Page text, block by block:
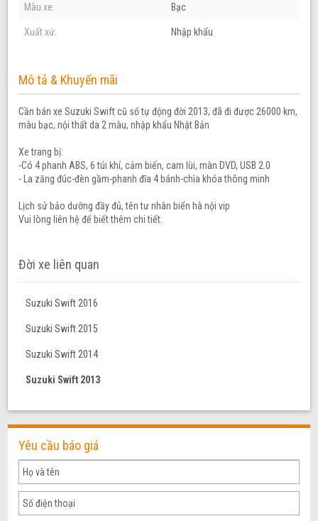
Màu xe: Bạc
Xuất xứ: Nhập khẩu
Mô tả & Khuyến mãi
Cần bán xe Suzuki Swift cũ số tự động đời 2013, đã đi được 26000 km,
màu bạc, nội thất da 2 màu, nhập khẩu Nhật Bản
Xe trang bị:
-Có 4 phanh ABS, 6 túi khí, cảm biến, cam lùi, màn DVD, USB 2.0
- La zăng đúc-đèn gầm-phanh đĩa 4 bánh-chìa khóa thông minh
Lịch sử bảo dưỡng đầy đủ, tên tư nhân biển hà nội vip
Vui lòng liên hệ để biết thêm chi tiết.
Đời xe liên quan
Suzuki Swift 2016
Suzuki Swift 2015
Suzuki Swift 2014
Suzuki Swift 2013
Yêu cầu báo giá